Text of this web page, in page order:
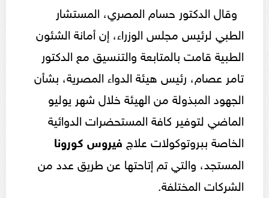
وقال الدكتور حسام المصري، المستشار
الطبي لرئيس مجلس الوزراء، إن أمانة الشئون
الطبية قامت بالمتابعة والتنسيق مع الدكتور
تامر عصام، رئيس هيئة الدواء المصرية، بشأن
الجهود المبذولة من الهيئة خلال شهر يوليو
الماضي لتوفير كافة المستحضرات الدوائية
الخاصة ببروتوكولات علاج فيروس كورونا
المستجد، والتي تم إتاحتها عن طريق عدد من
الشركات المختلفة.